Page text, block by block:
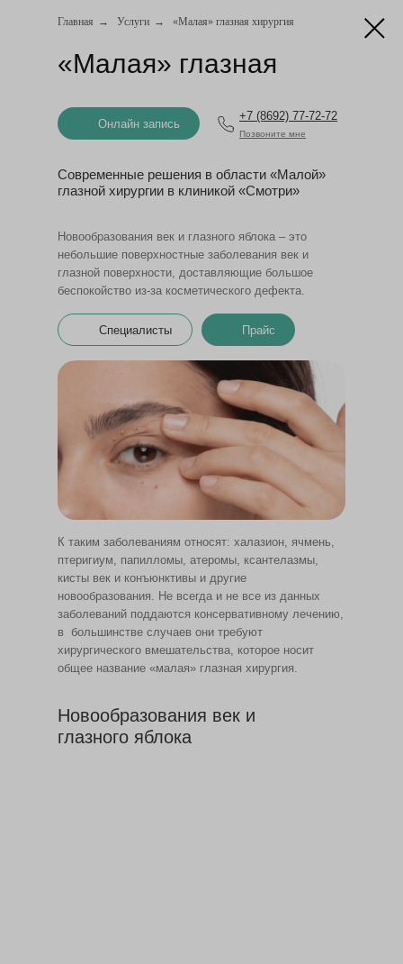
Главная → Услуги → «Малая» глазная хирургия
«Малая» глазная
Онлайн запись
Позвоните мне
+7 (8692) 77-72-72
Современные решения в области «Малой»
глазной хирургии в клиникой «Смотри»
Новообразования век и глазного яблока – это
небольшие поверхностные заболевания век и
глазной поверхности, доставляющие большое
беспокойство из-за косметического дефекта.
К таким заболеваниям относят: халазион, ячмень,
птеригиум, папилломы, атеромы, ксантелазмы,
кисты век и конъюнктивы и другие
новообразования. Не всегда и не все из данных
заболеваний поддаются консервативному лечению,
в большинстве случаев они требуют
хирургического вмешательства, которое носит
общее название «малая» глазная хирургия.
Прайс
Специалисты
Новообразования век и
глазного яблока